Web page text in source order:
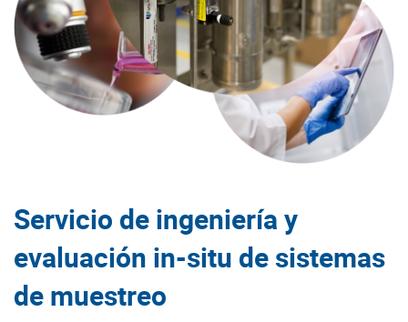
Servicio de ingeniería y
evaluación in-situ de sistemas
de muestreo